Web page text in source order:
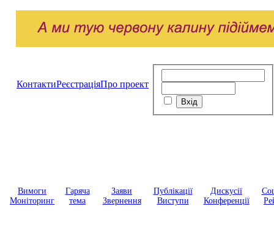
КонтактиРеєстраціяПро проект
Вимоги
Моніторинг
Гаряча
тема
Заяви
Звернення
Публікації
Виступи
Дискусії
Конференції